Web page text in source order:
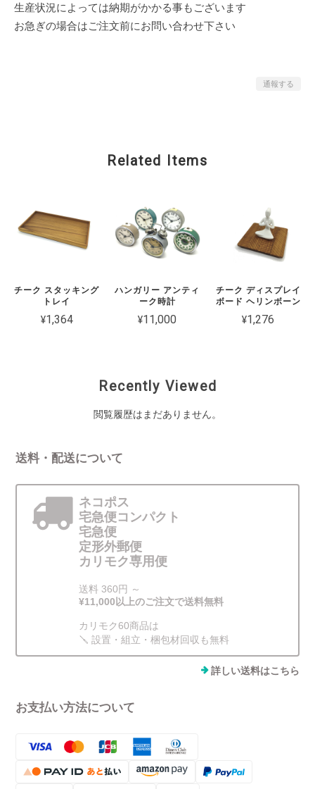
生産状況によっては納期がかかる事もございます
お急ぎの場合はご注文前にお問い合わせ下さい
通報する
Related Items
チーク スタッキング
トレイ
¥1,364
ハンガリー アンティ
ーク時計
¥11,000
チーク ディスプレイ
ボード ヘリンボーン
¥1,276
Recently Viewed
閲覧履歴はまだありません。
送料・配送について
ネコポス
宅急便コンパクト
宅急便
定形外郵便
カリモク専用便
送料 360円 ～
¥11,000以上のご注文で送料無料
カリモク60商品は
🪛 設置・組立・梱包材回収も無料
詳しい送料はこちら
お支払い方法について